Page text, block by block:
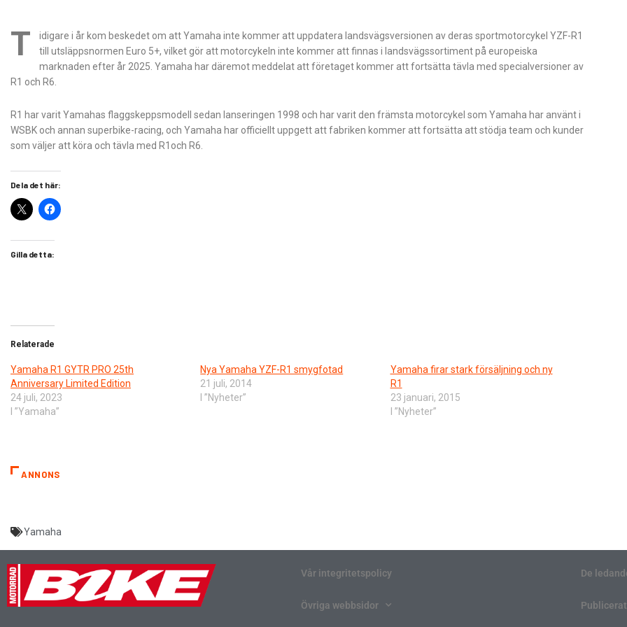
T
idigare i år kom beskedet om att Yamaha inte kommer att uppdatera landsvägsversionen av deras sportmotorcykel YZF-R1
till utsläppsnormen Euro 5+, vilket gör att motorcykeln inte kommer att finnas i landsvägssortiment på europeiska
marknaden efter år 2025. Yamaha har däremot meddelat att företaget kommer att fortsätta tävla med specialversioner av
R1 och R6.
R1 har varit Yamahas flaggskeppsmodell sedan lanseringen 1998 och har varit den främsta motorcykel som Yamaha har använt i
WSBK och annan superbike-racing, och Yamaha har officiellt uppgett att fabriken kommer att fortsätta att stödja team och kunder
som väljer att köra och tävla med R1och R6.
Dela det här:
Gilla detta:
Relaterade
Yamaha R1 GYTR PRO 25th
Anniversary Limited Edition
24 juli, 2023
I ”Yamaha”
Nya Yamaha YZF-R1 smygfotad
21 juli, 2014
I ”Nyheter”
Yamaha firar stark försäljning och ny
R1
23 januari, 2015
I ”Nyheter”
ANNONS
Yamaha
Vår integritetspolicy
Övriga webbsidor
De
Publicerat